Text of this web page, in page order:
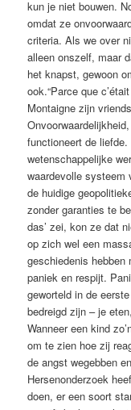
kun je niet bouwen.
omdat ze
criteria. Als we over
alleen onszelf, maar
het knapst, gewoon
ook.“Parce que
Montaigne zijn
functioneert de
wetenschappelijke
waardevolle systeem
de huidige
zonder garanties te
das’ zei, kon ze dat
op zich wel een
geschiedenis hebben
paniek en respijt.
geworteld in de
bedreigd zijn – je
Wanneer een kind
om te zien hoe zij
de angst wegebben
Hersenonderzoek
doen, er een soort